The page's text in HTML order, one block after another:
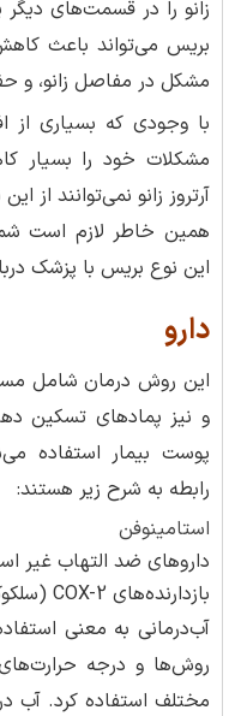
زانو را در قسمت‌های
بریس می‌تواند باعث
مشکل در مفاصل زانو، و
با وجودی که بسیاری از
مشکلات خود را بسیار
آرتروز زانو نمی‌توانند از
همین خاطر لازم است
این نوع بریس با پزشک
دارو
این روش درمان شامل
و نیز پمادهای تسکین
پوست بیمار استفاده
رابطه به شرح زیر هستند:
استامینوفن
داروهای ضد التهاب غیر
بازدارنده‌های COX-2 (سلکوکسیب)
آب‌درمانی به معنی
روش‌ها و درجه
مختلف استفاده کرد. آب